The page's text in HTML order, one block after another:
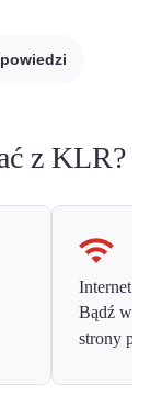
z KLR?
Internet
Bądź w
strony